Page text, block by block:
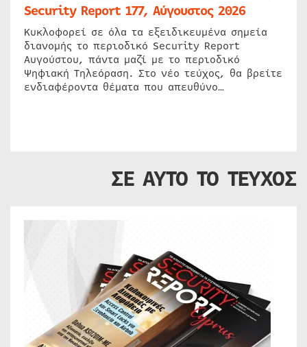
Security Report 177, Αύγουστος 2026
Κυκλοφορεί σε όλα τα εξειδικευμένα σημεία
διανομής το περιοδικό Security Report
Αυγούστου, πάντα μαζί με το περιοδικό
Ψηφιακή Τηλεόραση. Στο νέο τεύχος, θα βρείτε
ενδιαφέροντα θέματα που απευθύνο…
ΣΕ ΑΥΤΟ ΤΟ ΤΕΥΧΟΣ